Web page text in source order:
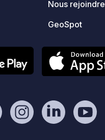
Nous rejoindre
GeoSpot